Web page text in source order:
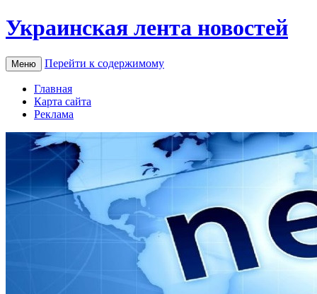
Украинская лента новостей
Меню Перейти к содержимому
Главная
Карта сайта
Реклама